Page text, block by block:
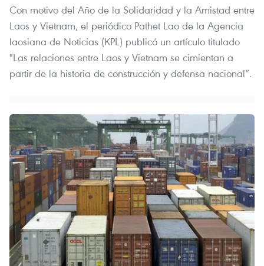
Con motivo del Año de la Solidaridad y la Amistad entre
Laos y Vietnam, el periódico Pathet Lao de la Agencia
laosiana de Noticias (KPL) publicó un artículo titulado
"Las relaciones entre Laos y Vietnam se cimientan a
partir de la historia de construcción y defensa nacional”.